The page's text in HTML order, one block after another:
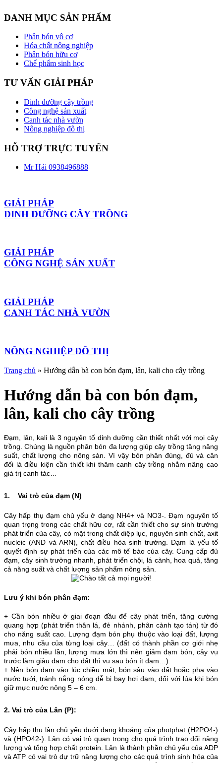
DANH MỤC SẢN PHẨM
Phân bón vô cơ
Hóa chất nông nghiệp
Phân bón hữu cơ
Chế phẩm sinh học
TƯ VẤN GIẢI PHÁP
Dinh dưỡng cây trồng
Công nghệ sản xuất
Canh tác nhà vườn
Nông nghiệp đô thị
HỖ TRỢ TRỰC TUYẾN
Mr Hải 0938496888
GIẢI PHÁP
DINH DƯỠNG CÂY TRỒNG
GIẢI PHÁP
CÔNG NGHỆ SẢN XUẤT
GIẢI PHÁP
CANH TÁC NHÀ VƯỜN
NÔNG NGHIỆP ĐÔ THỊ
Trang chủ » Hướng dẫn bà con bón đạm, lân, kali cho cây trồng
Hướng dẫn bà con bón đạm,
lân, kali cho cây trồng
Đạm, lân, kali là 3 nguyên tố dinh dưỡng cần thiết nhất với mọi cây
trồng. Chúng là nguồn phân bón đa lượng giúp cây trồng tăng năng
suất, chất lượng cho nông sản. Vì vậy bón phân đúng, đủ và cân
đối là điều kiện cần thiết khi thâm canh cây trồng nhằm nâng cao
giá trị canh tác…
1. Vai trò của đạm (N)
Cây hấp thụ đạm chủ yếu ở dạng NH4+ và NO3-. Đạm nguyên tố
quan trọng trong các chất hữu cơ, rất cần thiết cho sự sinh trưởng
phát triển của cây, có mặt trong chất diệp lục, nguyên sinh chất, axit
nucleic (AND và ARN), chất điều hòa sinh trưởng. Đạm là yếu tố
quyết định sự phát triển của các mô tế bào của cây. Cung cấp đủ
đạm, cây sinh trưởng nhanh, phát triển chội, lá cành, hoa quả, tăng
cả năng suất và chất lượng sản phẩm nông sản.
Lưu ý khi bón phân đạm:
+ Cần bón nhiều ở giai đoạn đầu để cây phát triển, tăng cường
quang hợp (phát triển thân lá, đẻ nhánh, phân cành tạo tán) từ đó
cho năng suất cao. Lượng đạm bón phụ thuộc vào loại đất, lượng
mưa, nhu cầu của từng loại cây… (đất có thành phần cơ giới nhẹ
phải bón nhiều lần, lượng mưa lớn thì nên giảm đạm bón, cây vụ
trước làm giàu đạm cho đất thì vụ sau bón ít đạm…).
+ Nên bón đạm vào lúc chiều mát, bón sâu vào đất hoặc pha vào
nước tưới, tránh nắng nóng dễ bị bay hơi đạm, đối với lúa khi bón
giữ mực nước nông 5 – 6 cm.
2. Vai trò của Lân (P):
Cây hấp thu lân chủ yếu dưới dạng khoáng của photphat (H2PO4-)
và (HPO42-). Lân có vai trò quan trọng cho quá trình trao đổi năng
lượng và tổng hợp chất protein. Lân là thành phần chủ yếu của ADP
và ATP có vai trò dự trữ năng lượng cho các quá trình sinh hóa của